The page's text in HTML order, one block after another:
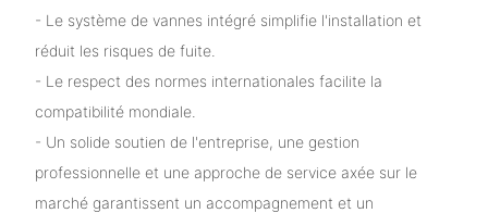
- Le système de vannes intégré simplifie l'installation et
réduit les risques de fuite.
- Le respect des normes internationales facilite la
compatibilité mondiale.
- Un solide soutien de l'entreprise, une gestion
professionnelle et une approche de service axée sur le
marché garantissent un accompagnement et un